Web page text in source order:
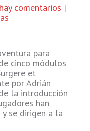
comentarios |
para
cinco módulos
et
por Adrián
la introducción
han
se dirigen a la